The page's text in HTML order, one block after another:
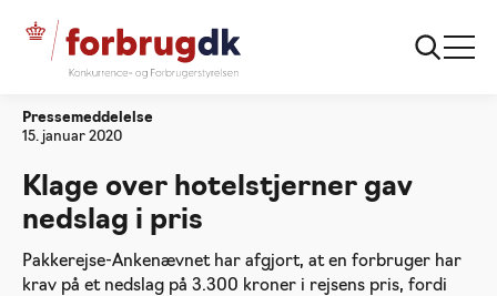
Forside Klage over hotelstjerner gav nedslag i pris
Pressemeddelelse
15. januar 2020
Klage over hotelstjerner gav
nedslag i pris
Pakkerejse-Ankenævnet har afgjort, at en forbruger har
krav på et nedslag på 3.300 kroner i rejsens pris, fordi